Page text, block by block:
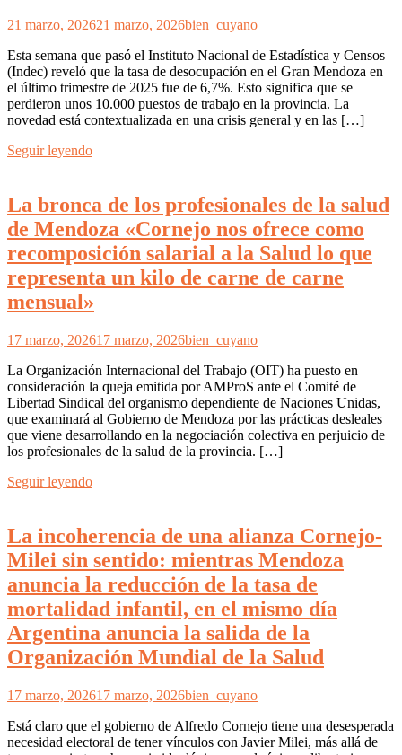
21 marzo, 202621 marzo, 2026bien_cuyano
Esta semana que pasó el Instituto Nacional de Estadística y Censos
(Indec) reveló que la tasa de desocupación en el Gran Mendoza en
el último trimestre de 2025 fue de 6,7%. Esto significa que se
perdieron unos 10.000 puestos de trabajo en la provincia. La
novedad está contextualizada en una crisis general y en las […]
Seguir leyendo
La bronca de los profesionales de la salud
de Mendoza «Cornejo nos ofrece como
recomposición salarial a la Salud lo que
representa un kilo de carne de carne
mensual»
17 marzo, 202617 marzo, 2026bien_cuyano
La Organización Internacional del Trabajo (OIT) ha puesto en
consideración la queja emitida por AMProS ante el Comité de
Libertad Sindical del organismo dependiente de Naciones Unidas,
que examinará al Gobierno de Mendoza por las prácticas desleales
que viene desarrollando en la negociación colectiva en perjuicio de
los profesionales de la salud de la provincia. […]
Seguir leyendo
La incoherencia de una alianza Cornejo-
Milei sin sentido: mientras Mendoza
anuncia la reducción de la tasa de
mortalidad infantil, en el mismo día
Argentina anuncia la salida de la
Organización Mundial de la Salud
17 marzo, 202617 marzo, 2026bien_cuyano
Está claro que el gobierno de Alfredo Cornejo tiene una desesperada
necesidad electoral de tener vínculos con Javier Milei, más allá de